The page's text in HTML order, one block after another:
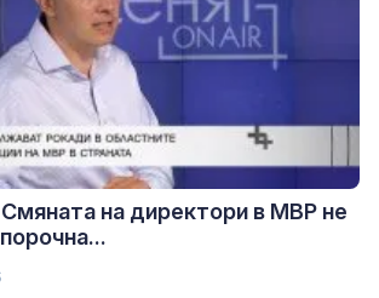
на директори в МВР не